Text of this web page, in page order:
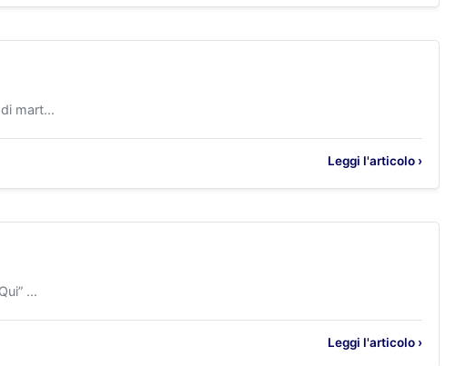
mart...
Leggi l'articolo ›
...
Leggi l'articolo ›